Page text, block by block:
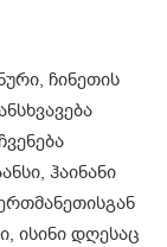
ჩინეთის
ჰაინანი
ისინი დღესაც